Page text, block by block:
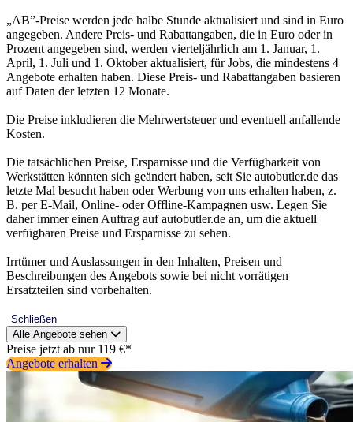
„AB”-Preise werden jede halbe Stunde aktualisiert und sind in Euro
angegeben. Andere Preis- und Rabattangaben, die in Euro oder in
Prozent angegeben sind, werden vierteljährlich am 1. Januar, 1.
April, 1. Juli und 1. Oktober aktualisiert, für Jobs, die mindestens 4
Angebote erhalten haben. Diese Preis- und Rabattangaben basieren
auf Daten der letzten 12 Monate.
Die Preise inkludieren die Mehrwertsteuer und eventuell anfallende
Kosten.
Die tatsächlichen Preise, Ersparnisse und die Verfügbarkeit von
Werkstätten könnten sich geändert haben, seit Sie autobutler.de das
letzte Mal besucht haben oder Werbung von uns erhalten haben, z.
B. per E-Mail, Online- oder Offline-Kampagnen usw. Legen Sie
daher immer einen Auftrag auf autobutler.de an, um die aktuell
verfügbaren Preise und Ersparnisse zu sehen.
Irrtümer und Auslassungen in den Inhalten, Preisen und
Beschreibungen des Angebots sowie bei nicht vorrätigen
Ersatzteilen sind vorbehalten.
Schließen
Alle Angebote sehen
Preise jetzt ab nur 119 €*
Angebote erhalten